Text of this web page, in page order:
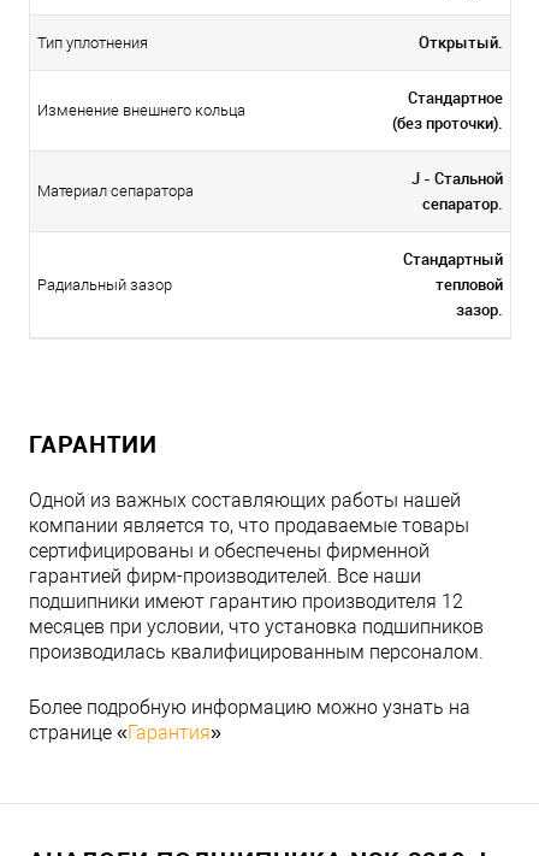
Тип уплотнения Открытый.
Изменение внешнего кольца
Стандартное
(без проточки).
Материал сепаратора
J - Стальной
сепаратор.
Радиальный зазор
Стандартный
тепловой
зазор.
ГАРАНТИИ
Одной из важных составляющих работы нашей
компании является то, что продаваемые товары
сертифицированы и обеспечены фирменной
гарантией фирм-производителей. Все наши
подшипники имеют гарантию производителя 12
месяцев при условии, что установка подшипников
производилась квалифицированным персоналом.
Более подробную информацию можно узнать на
странице «Гарантия»